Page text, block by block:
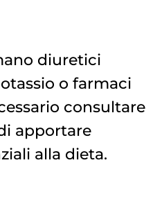
diuretici
o farmaci
consultare
apportare
alla dieta.